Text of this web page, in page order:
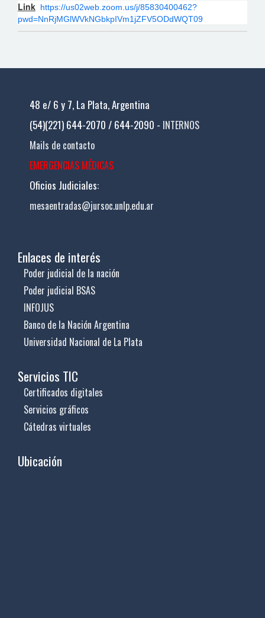
Link https://us02web.zoom.us/j/85830400462?
pwd=NnRjMGlWVkNGbkpIVm1jZFV5ODdWQT09
48 e/ 6 y 7, La Plata, Argentina
(54)(221) 644-2070 / 644-2090 - INTERNOS
Mails de contacto
EMERGENCIAS MÉDICAS
Oficios Judiciales:
mesaentradas@jursoc.unlp.edu.ar
Enlaces de interés
Poder judicial de la nación
Poder judicial BSAS
INFOJUS
Banco de la Nación Argentina
Universidad Nacional de La Plata
Servicios TIC
Certificados digitales
Servicios gráficos
Cátedras virtuales
Ubicación